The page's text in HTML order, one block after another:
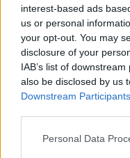
interest-based ads
us or personal
your opt-out. You may
disclosure of your
IAB’s list of
also be disclosed by us
Downstream Participants
Please note that this
Personal Data
στην Πάρο: Τα τρία